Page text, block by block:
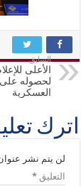
السابق
الأعلى
لحصوله على
العسكرية
اترك
لن يتم نشر
التعليق*